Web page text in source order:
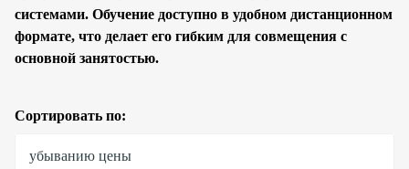
системами. Обучение доступно в удобном дистанционном
формате, что делает его гибким для совмещения с
основной занятостью.
Сортировать по:
убыванию цены